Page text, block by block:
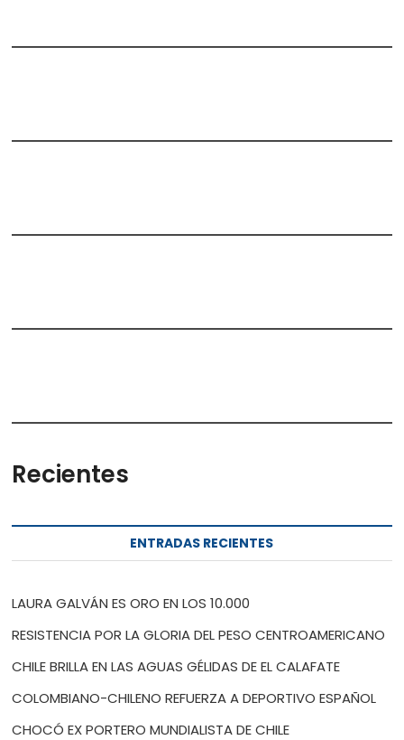
Recientes
ENTRADAS RECIENTES
LAURA GALVÁN ES ORO EN LOS 10.000
RESISTENCIA POR LA GLORIA DEL PESO CENTROAMERICANO
CHILE BRILLA EN LAS AGUAS GÉLIDAS DE EL CALAFATE
COLOMBIANO-CHILENO REFUERZA A DEPORTIVO ESPAÑOL
CHOCÓ EX PORTERO MUNDIALISTA DE CHILE